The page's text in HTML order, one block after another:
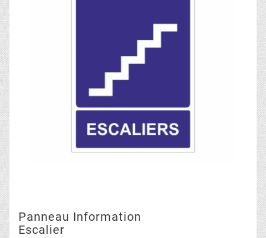
Panneau Information
Escalier